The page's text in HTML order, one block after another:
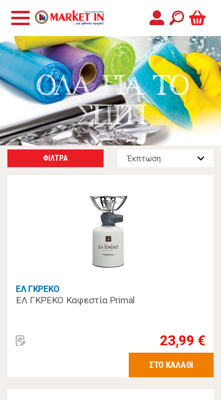
ΟΛΑ ΓΙΑ ΤΟ
ΣΠΙΤΙ
ΦΙΛΤΡΑ
ΕΛ ΓΚΡΕΚΟ
ΕΛ ΓΚΡΕΚΟ Καφεστία Primal
23,99 €
ΣΤΟ ΚΑΛΑΘΙ